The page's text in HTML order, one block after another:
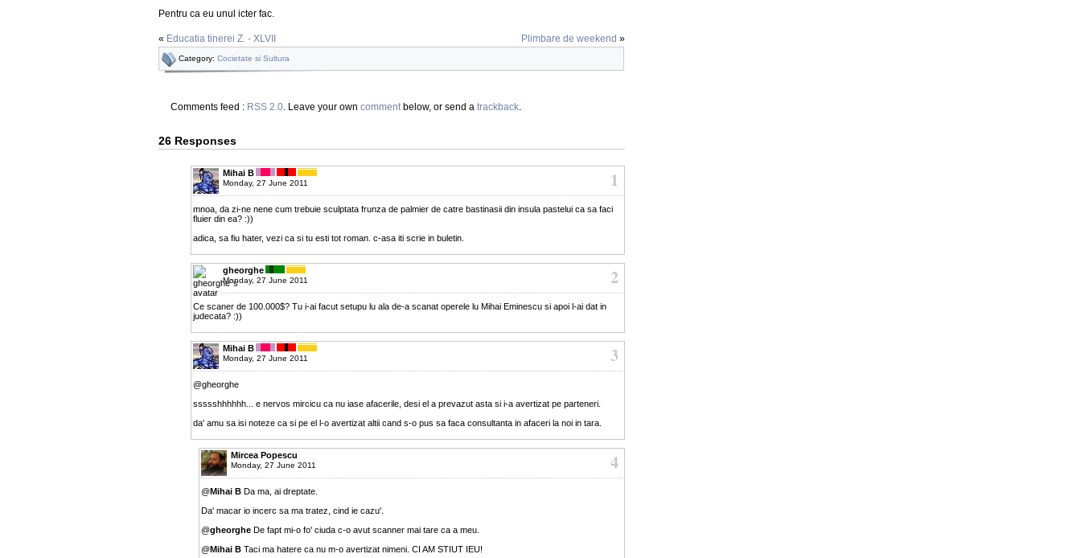
Pentru ca eu unul icter fac.
« Educatia tinerei Z. - XLVII Plimbare de weekend »
Category: Cocietate si Sultura
Comments feed : RSS 2.0 . Leave your own comment below, or send a trackback
26 Responses
1
Mihai B
Monday, 27 June 2011
mnoa, da zi-ne nene cum trebuie sculptata frunza de palmier de catre bastinasii din insula pastelui ca sa faci
fluier din ea? :))
adica, sa fiu hater, vezi ca si tu esti tot roman. c-asa iti scrie in buletin.
2
gheorghe
Monday, 27 June 2011
Ce scaner de 100.000$? Tu i-ai facut setupu lu ala de-a scanat operele lu Mihai Eminescu si apoi l-ai dat in
judecata? :))
3
Mihai B
Monday, 27 June 2011
@gheorghe
ssssshhhhhh... e nervos mircicu ca nu iase afacerile, desi el a prevazut asta si i-a avertizat pe parteneri.
da' amu sa isi noteze ca si pe el l-o avertizat altii cand s-o pus sa faca consultanta in afaceri la noi in tara.
4
Mircea Popescu
Monday, 27 June 2011
@Mihai B Da ma, ai dreptate.
Da' macar io incerc sa ma tratez, cind ie cazu'.
@gheorghe De fapt mi-o fo' ciuda c-o avut scanner mai tare ca a meu.
@Mihai B Taci ma hatere ca nu m-o avertizat nimeni. CI AM STIUT IEU!